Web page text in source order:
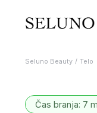
Seluno Beauty Telo
Čas branja: 7